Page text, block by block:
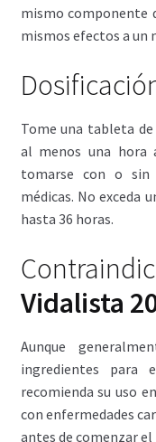
mismo componente
mismos efectos a un
Tome una tableta de
al menos una hora
tomarse con o sin
médicas. No exceda
hasta 36 horas.
Vidalista
Aunque
ingredientes para
recomienda su uso
con enfermedades
antes de comenzar